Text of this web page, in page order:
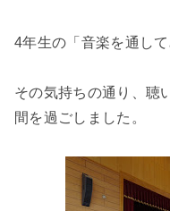
4年生の「音楽を通し
その気持ちの通り、聴
間を過ごしました。